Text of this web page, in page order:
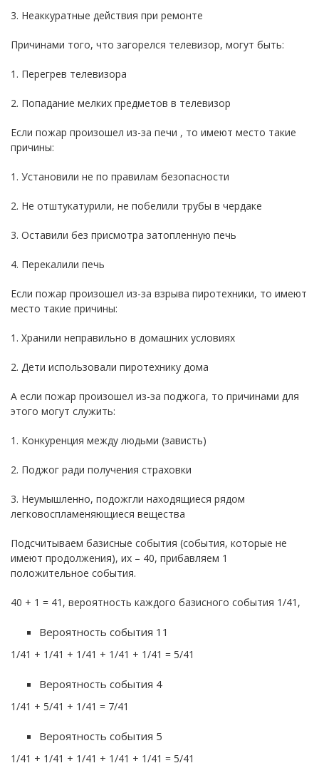
3. Неаккуратные действия при ремонте
Причинами того, что загорелся телевизор, могут быть:
1. Перегрев телевизора
2. Попадание мелких предметов в телевизор
Если пожар произошел из-за печи , то имеют место такие
причины:
1. Установили не по правилам безопасности
2. Не отштукатурили, не побелили трубы в чердаке
3. Оставили без присмотра затопленную печь
4. Перекалили печь
Если пожар произошел из-за взрыва пиротехники, то имеют
место такие причины:
1. Хранили неправильно в домашних условиях
2. Дети использовали пиротехнику дома
А если пожар произошел из-за поджога, то причинами для
этого могут служить:
1. Конкуренция между людьми (зависть)
2. Поджог ради получения страховки
3. Неумышленно, подожгли находящиеся рядом
легковоспламеняющиеся вещества
Подсчитываем базисные события (события, которые не
имеют продолжения), их – 40, прибавляем 1
положительное события.
40 + 1 = 41, вероятность каждого базисного события 1/41,
Вероятность события 11
1/41 + 1/41 + 1/41 + 1/41 + 1/41 = 5/41
Вероятность события 4
1/41 + 5/41 + 1/41 = 7/41
Вероятность события 5
1/41 + 1/41 + 1/41 + 1/41 + 1/41 = 5/41